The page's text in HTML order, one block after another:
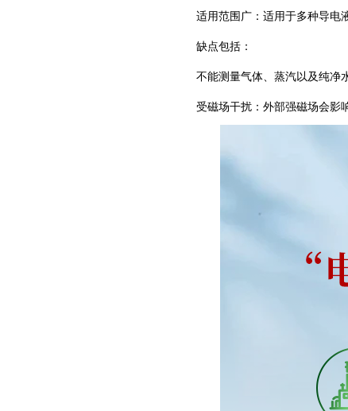
适用范围广‌：适用于多种导电
缺点包括：
不能测量气体、蒸汽以及纯净
受磁场干扰‌：外部强磁场会影